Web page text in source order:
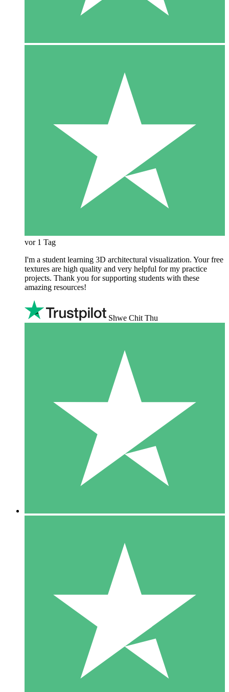
vor 1 Tag
I'm a student learning 3D architectural visualization. Your free
textures are high quality and very helpful for my practice
projects. Thank you for supporting students with these
amazing resources!
Shwe Chit Thu